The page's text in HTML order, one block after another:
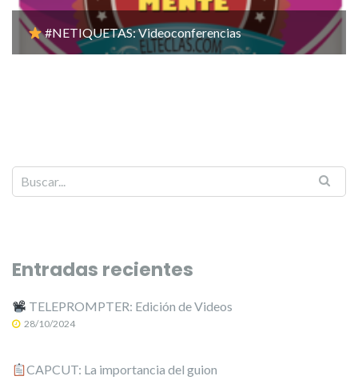
#NETIQUETAS: Videoconferencias
Entradas recientes
TELEPROMPTER: Edición de Videos
28/10/2024
CAPCUT: La importancia del guion